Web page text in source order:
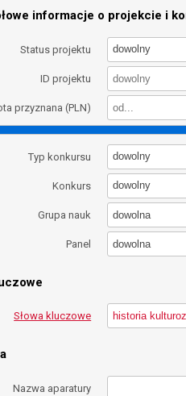
informacje o projekcie i
Status projektu dowolny
ID projektu
przyznana (PLN)
Typ konkursu dowolny
Konkurs dowolny
Grupa nauk dowolna
Panel dowolna
Słowa kluczowe
Nazwa aparatury